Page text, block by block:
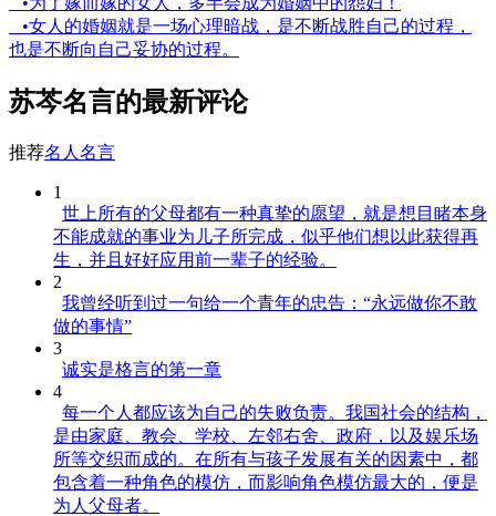
•女人的婚姻就是一场心理暗战，是不断战胜自己的过程，
也是不断向自己妥协的过程。
苏芩名言的最新评论
推荐名人名言
1
世上所有的父母都有一种真挚的愿望，就是想目睹本身
不能成就的事业为儿子所完成，似乎他们想以此获得再
生，并且好好应用前一辈子的经验。
2
我曾经听到过一句给一个青年的忠告：“永远做你不敢
做的事情”
3
诚实是格言的第一章
4
每一个人都应该为自己的失败负责。我国社会的结构，
是由家庭、教会、学校、左邻右舍、政府，以及娱乐场
所等交织而成的。在所有与孩子发展有关的因素中，都
包含着一种角色的模仿，而影响角色模仿最大的，便是
为人父母者。